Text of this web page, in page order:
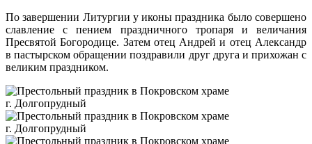
По завершении Литургии у иконы праздника было совершено
славление с пением праздничного тропаря и величания
Пресвятой Богородице. Затем отец Андрей и отец Александр
в пастырском обращении поздравили друг друга и прихожан с
великим праздником.